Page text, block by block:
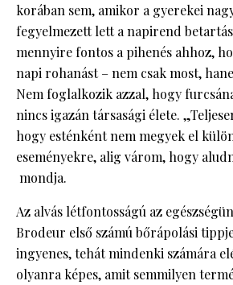
korában sem, amikor a gyerekei
fegyelmezett lett a napirend
mennyire fontos a pihenés ahhoz,
napi rohanást – nem csak most,
Nem foglalkozik azzal, hogy
nincs igazán társasági élete.
hogy esténként nem megyek el
eseményekre, alig várom, hogy
mondja.
Az alvás létfontosságú az
Brodeur első számú bőrápolási
ingyenes, tehát mindenki számára
olyanra képes, amit semmilyen